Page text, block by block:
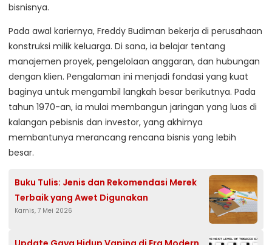
bisnisnya.
Pada awal kariernya, Freddy Budiman bekerja di perusahaan
konstruksi milik keluarga. Di sana, ia belajar tentang
manajemen proyek, pengelolaan anggaran, dan hubungan
dengan klien. Pengalaman ini menjadi fondasi yang kuat
baginya untuk mengambil langkah besar berikutnya. Pada
tahun 1970-an, ia mulai membangun jaringan yang luas di
kalangan pebisnis dan investor, yang akhirnya
membantunya merancang rencana bisnis yang lebih
besar.
Buku Tulis: Jenis dan Rekomendasi Merek
Terbaik yang Awet Digunakan
Kamis, 7 Mei 2026